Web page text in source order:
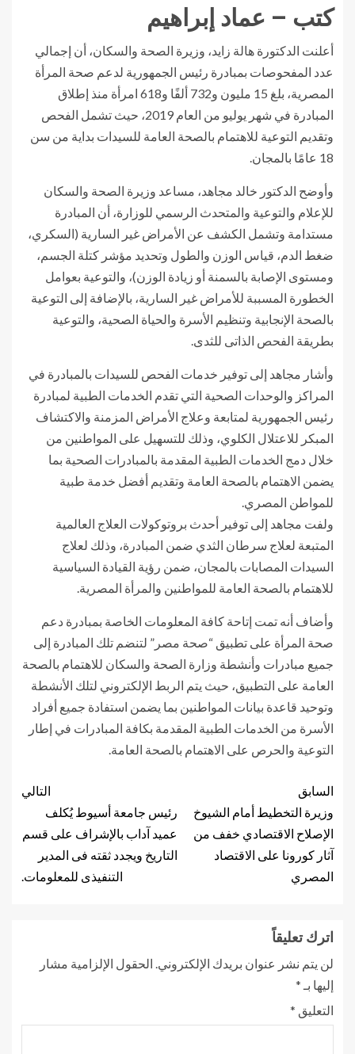
كتب – عماد إبراهيم
أعلنت الدكتورة هالة زايد، وزيرة الصحة والسكان، أن إجمالي
عدد المفحوصات بمبادرة رئيس الجمهورية لدعم صحة المرأة
المصرية، بلغ 15 مليون و732 ألفًا و618 امرأة منذ إطلاق
المبادرة في شهر يوليو من العام 2019، حيث تشمل الفحص
وتقديم التوعية للاهتمام بالصحة العامة للسيدات بداية من سن
18 عامًا بالمجان.
وأوضح الدكتور خالد مجاهد، مساعد وزيرة الصحة والسكان
للإعلام والتوعية والمتحدث الرسمي للوزارة، أن المبادرة
مستدامة وتشمل الكشف عن الأمراض غير السارية (السكري،
ضغط الدم، قياس الوزن والطول وتحديد مؤشر كتلة الجسم،
ومستوى الإصابة بالسمنة أو زيادة الوزن)، والتوعية بعوامل
الخطورة المسببة للأمراض غير السارية، بالإضافة إلى التوعية
بالصحة الإنجابية وتنظيم الأسرة والحياة الصحية، والتوعية
بطريقة الفحص الذاتى للثدى.
وأشار مجاهد إلى توفير خدمات الفحص للسيدات بالمبادرة في
المراكز والوحدات الصحية التي تقدم الخدمات الطبية لمبادرة
رئيس الجمهورية لمتابعة وعلاج الأمراض المزمنة والاكتشاف
المبكر للاعتلال الكلوي، وذلك للتسهيل على المواطنين من
خلال دمج الخدمات الطبية المقدمة بالمبادرات الصحية بما
يضمن الاهتمام بالصحة العامة وتقديم أفضل خدمة طبية
للمواطن المصري.
ولفت مجاهد إلى توفير أحدث بروتوكولات العلاج العالمية
المتبعة لعلاج سرطان الثدي ضمن المبادرة، وذلك لعلاج
السيدات المصابات بالمجان، ضمن رؤية القيادة السياسية
للاهتمام بالصحة العامة للمواطنين والمرأة المصرية.
وأضاف أنه تمت إتاحة كافة المعلومات الخاصة بمبادرة دعم
صحة المرأة على تطبيق “صحة مصر” لتنضم تلك المبادرة إلى
جميع مبادرات وأنشطة وزارة الصحة والسكان للاهتمام بالصحة
العامة على التطبيق، حيث يتم الربط الإلكتروني لتلك الأنشطة
وتوحيد قاعدة بيانات المواطنين بما يضمن استفادة جميع أفراد
الأسرة من الخدمات الطبية المقدمة بكافة المبادرات في إطار
التوعية والحرص على الاهتمام بالصحة العامة.
السابق
وزيرة التخطيط أمام الشيوخ
الإصلاح الاقتصادي خفف من
آثار كورونا على الاقتصاد
المصري
التالي
رئيس جامعة أسيوط يُكلف
عميد آداب بالإشراف على قسم
التاريخ ويجدد ثقته فى المدير
التنفيذى للمعلومات.
اترك تعليقاً
لن يتم نشر عنوان بريدك الإلكتروني. الحقول الإلزامية مشار
إليها بـ *
التعليق *